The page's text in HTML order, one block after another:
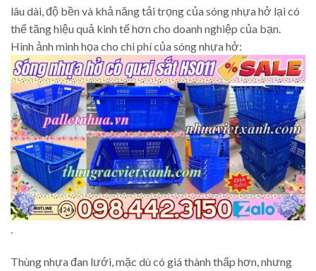
lâu dài, độ bền và khả năng tải trọng của sóng nhựa hở lại có
thể tăng hiệu quả kinh tế hơn cho doanh nghiệp của bạn.
Hình ảnh minh họa cho chi phí của sóng nhựa hở:
.
Thùng nhựa đan lưới, mặc dù có giá thành thấp hơn, nhưng